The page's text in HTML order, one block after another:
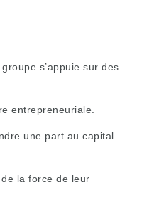
s’appuie sur des
entrepreneuriale.
une part au capital
la force de leur